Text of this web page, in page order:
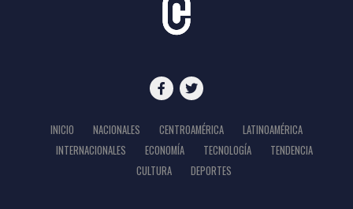
INICIO NACIONALES CENTROAMÉRICA
LATINOAMÉRICA
INTERNACIONALES
ECONOMÍA TECNOLOGÍA
TENDENCIA
CULTURA
DEPORTES